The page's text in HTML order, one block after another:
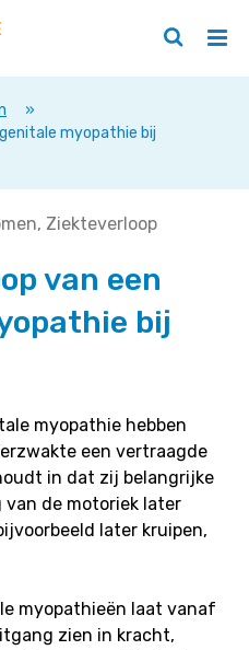
/
Zoeken
/
»
myopathie bij
Ziekteverloop
van een
bij
myopathie hebben
een vertraagde
in dat zij belangrijke
de motoriek later
later kruipen,
myopathieën laat vanaf
zien in kracht,